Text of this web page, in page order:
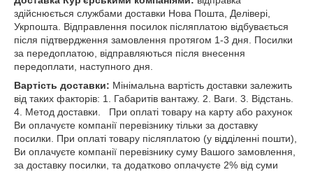
здійснюється службами доставки Нова Пошта, Делівері,
Укрпошта. Відправлення посилок післяплатою відбувається
після підтвердження замовлення протягом 1-3 дня. Посилки
за передоплатою, відправляються після внесення
передоплати, наступного дня.
Вартість доставки: Мінімальна вартість доставки залежить
від таких факторів: 1. Габаритів вантажу. 2. Ваги. 3. Відстань.
4. Метод доставки. При оплаті товару на карту або рахунок
Ви оплачуєте компанії перевізнику тільки за доставку
посилки. При оплаті товару післяплатою (у відділенні пошти),
Ви оплачуєте компанії перевізнику суму Вашого замовлення,
за доставку посилки, та додатково оплачуєте 2% від суми